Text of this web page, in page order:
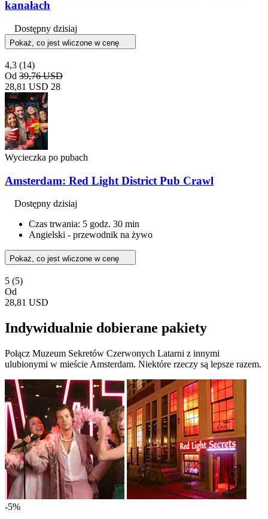
kanałach
Dostępny dzisiaj
Pokaż, co jest wliczone w cenę
4,3 (14)
Od 39,76 USD
28,81 USD 28
Wycieczka po pubach
Amsterdam: Red Light District Pub Crawl
Dostępny dzisiaj
Czas trwania: 5 godz. 30 min
Angielski - przewodnik na żywo
Pokaż, co jest wliczone w cenę
5 (5)
Od
28,81 USD
Indywidualnie dobierane pakiety
Połącz Muzeum Sekretów Czerwonych Latarni z innymi
ulubionymi w mieście Amsterdam. Niektóre rzeczy są lepsze razem.
-5%